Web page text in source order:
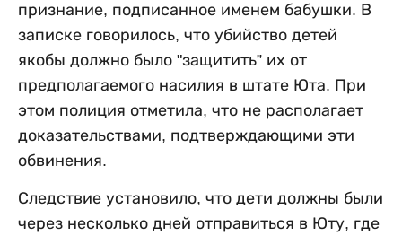
признание, подписанное именем бабушки. В
записке говорилось, что убийство детей
якобы должно было "защитить” их от
предполагаемого насилия в штате Юта. При
этом полиция отметила, что не располагает
доказательствами, подтверждающими эти
обвинения.
Следствие установило, что дети должны были
через несколько дней отправиться в Юту, где